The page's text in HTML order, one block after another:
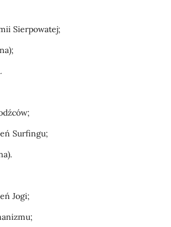
Sierpowatej;
Surfingu;
Jogi;